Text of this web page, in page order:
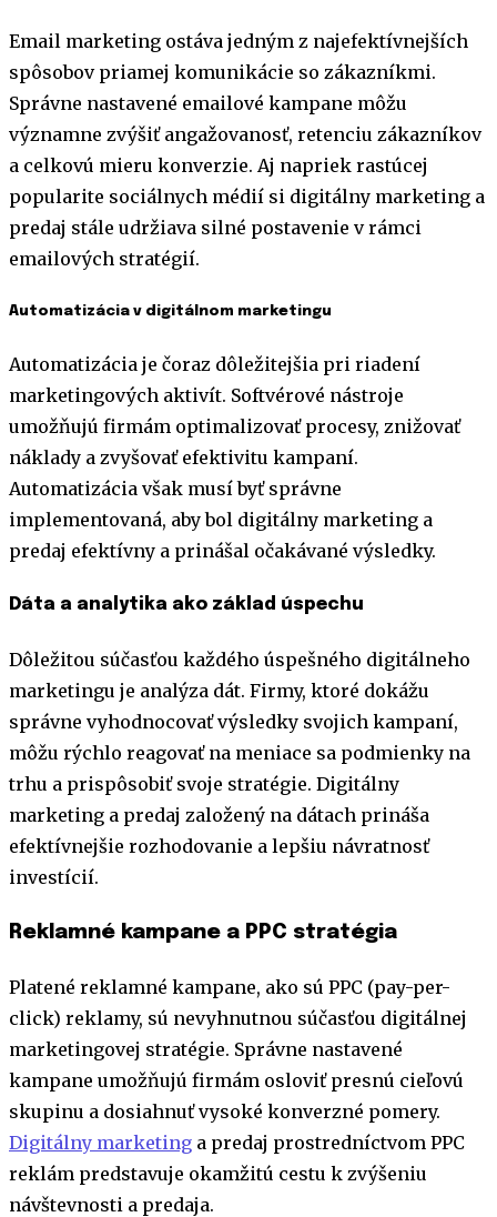
Email marketing ostáva jedným z najefektívnejších
spôsobov priamej komunikácie so zákazníkmi.
Správne nastavené emailové kampane môžu
významne zvýšiť angažovanosť, retenciu zákazníkov
a celkovú mieru konverzie. Aj napriek rastúcej
popularite sociálnych médií si digitálny marketing a
predaj stále udržiava silné postavenie v rámci
emailových stratégií.
Automatizácia v digitálnom marketingu
Automatizácia je čoraz dôležitejšia pri riadení
marketingových aktivít. Softvérové nástroje
umožňujú firmám optimalizovať procesy, znižovať
náklady a zvyšovať efektivitu kampaní.
Automatizácia však musí byť správne
implementovaná, aby bol digitálny marketing a
predaj efektívny a prinášal očakávané výsledky.
Dáta a analytika ako základ úspechu
Dôležitou súčasťou každého úspešného digitálneho
marketingu je analýza dát. Firmy, ktoré dokážu
správne vyhodnocovať výsledky svojich kampaní,
môžu rýchlo reagovať na meniace sa podmienky na
trhu a prispôsobiť svoje stratégie. Digitálny
marketing a predaj založený na dátach prináša
efektívnejšie rozhodovanie a lepšiu návratnosť
investícií.
Reklamné kampane a PPC stratégia
Platené reklamné kampane, ako sú PPC (pay-per-
click) reklamy, sú nevyhnutnou súčasťou digitálnej
marketingovej stratégie. Správne nastavené
kampane umožňujú firmám osloviť presnú cieľovú
skupinu a dosiahnuť vysoké konverzné pomery.
Digitálny marketing a predaj prostredníctvom PPC
reklám predstavuje okamžitú cestu k zvýšeniu
návštevnosti a predaja.